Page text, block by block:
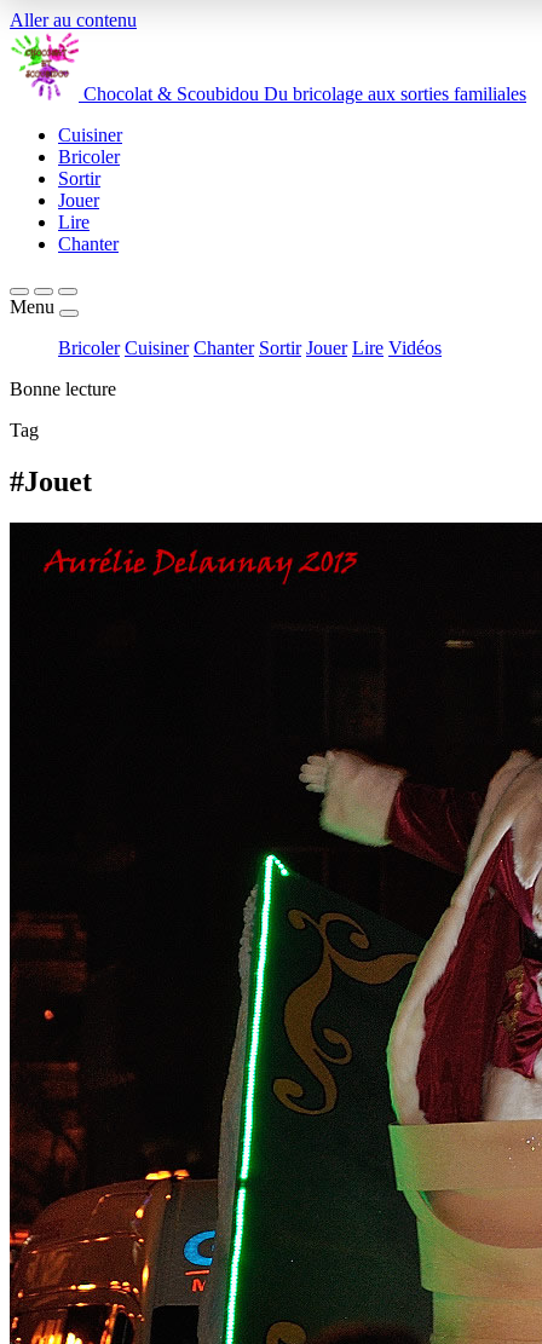
Aller au contenu
Chocolat & Scoubidou Du bricolage aux sorties familiales
Cuisiner
Bricoler
Sortir
Jouer
Lire
Chanter
Menu
Bricoler Cuisiner Chanter Sortir Jouer Lire Vidéos
Bonne lecture
Tag
#Jouet